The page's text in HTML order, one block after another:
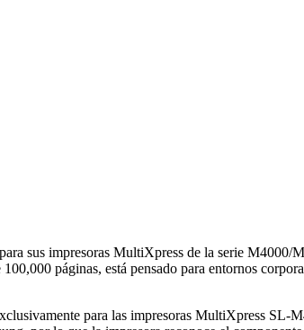
sus impresoras MultiXpress de la serie M4000/
páginas, está pensado para entornos
para las impresoras MultiXpress